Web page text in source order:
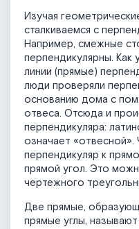
Изучая
сталкиваемся с
Например, смежные
перпендикулярны. Как
линии (прямые)
люди проверяли
основанию дома с
отвеса. Отсюда и
перпендикуляра:
означает
перпендикуляр к
прямой угол. Это
чертежного
Две прямые,
прямые углы, называют